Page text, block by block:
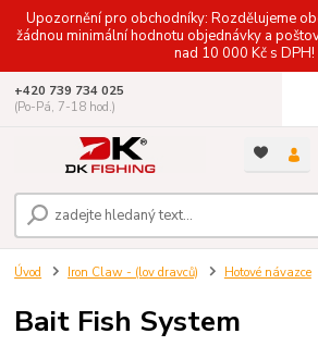
Upozornění pro obchodníky: Rozdělujeme
žádnou minimální hodnotu objednávky a
nad 10 000 Kč s DPH!
+420 739 734 025
(Po-Pá, 7-18 hod.)
Úvod Iron Claw - (lov dravců) Hotové návazce
Bait Fish System